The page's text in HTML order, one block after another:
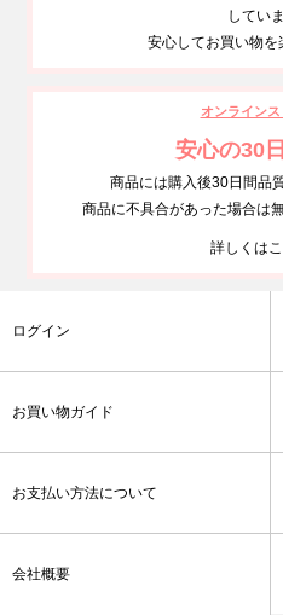
してい
安心してお買い物
オンライン
安心の30
商品には購入後30日間品
商品に不具合があった場合は
詳しくは
ログイン
お買い物ガイド
お支払い方法について
会社概要